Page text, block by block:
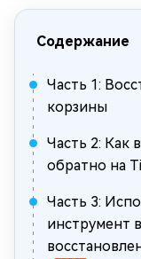
Содержание
Часть 1:
корзины
Часть 2: Как
обратно на
Часть 3:
инструмент